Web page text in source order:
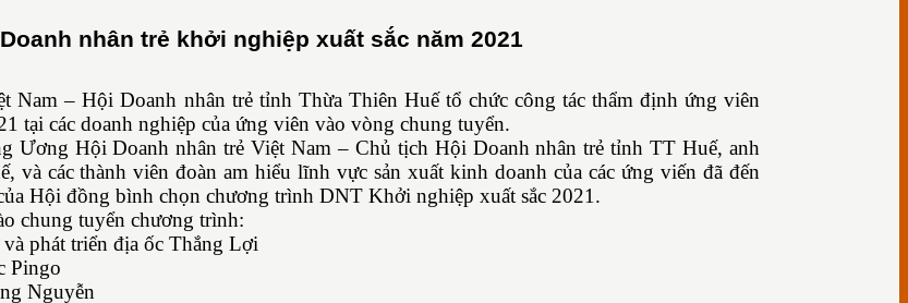
nhân trẻ khởi nghiệp xuất sắc năm 2021
– Hội Doanh nhân trẻ tỉnh Thừa Thiên Huế tổ chức công tác thẩm định ứng viên
tại các doanh nghiệp của ứng viên vào vòng chung tuyển.
Hội Doanh nhân trẻ Việt Nam – Chủ tịch Hội Doanh nhân trẻ tỉnh TT Huế, anh
các thành viên đoàn am hiểu lĩnh vực sản xuất kinh doanh của các ứng viến đã đến
Hội đồng bình chọn chương trình DNT Khởi nghiệp xuất sắc 2021.
chung tuyển chương trình:
phát triển địa ốc Thắng Lợi
Pingo
Nguyễn